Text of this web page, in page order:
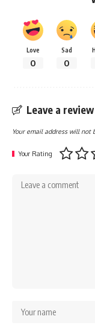
Love
0
Sad
0
Leave a review
Your email address will not
Your Rating